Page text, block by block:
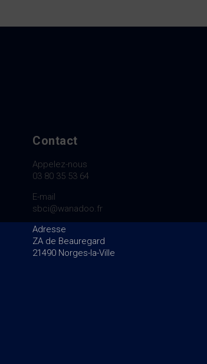
Contact
Appelez-nous
03 80 35 53 64
E-mail
sbci@wanadoo.fr
Adresse
ZA de Beauregard
21490 Norges-la-Ville